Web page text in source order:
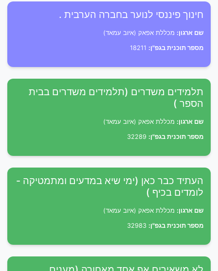
חינוך פיננסי לנוער בחברה הערבית .
שם ארגון: מכללת אפאק (איוב עמאד)
מספר תוכנית בגפ"ן:
תלמידים משדרים (תלמידים משדרים בבית
הספר )
שם ארגון: מכללת אפאק (איוב עמאד)
מספר תוכנית בגפ"ן:
העתיד כבר כאן (ימי שיא במדעים ומתמטיקה -
לומדים בכיף )
שם ארגון: מכללת אפאק (איוב עמאד)
מספר תוכנית בגפ"ן: